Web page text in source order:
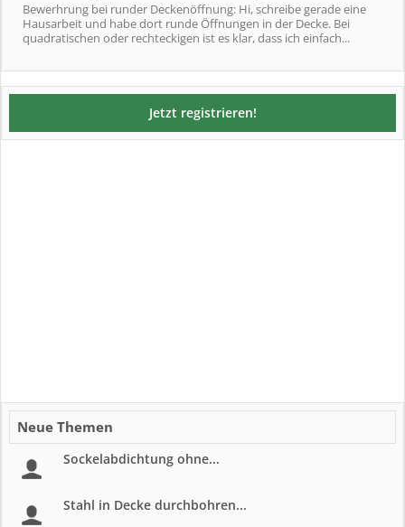
Bewerhrung bei runder Deckenöffnung: Hi, schreibe gerade eine
Hausarbeit und habe dort runde Öffnungen in der Decke. Bei
quadratischen oder rechteckigen ist es klar, dass ich einfach...
Jetzt registrieren!
Neue Themen
Sockelabdichtung ohne...
Stahl in Decke durchbohren...